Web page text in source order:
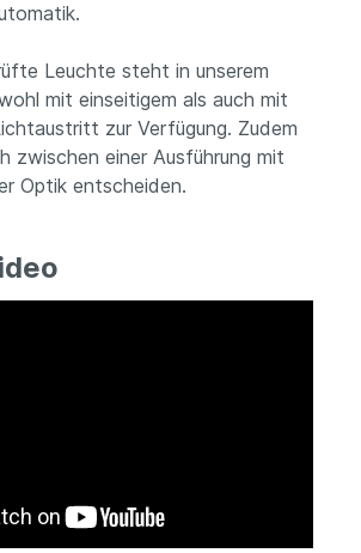
Leuchte steht in unserem
mit einseitigem als auch mit
zur Verfügung. Zudem
zwischen einer Ausführung mit
Optik entscheiden.